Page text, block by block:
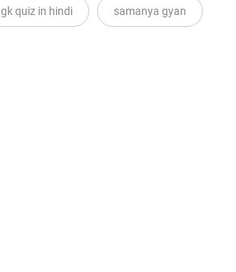
gk quiz in hindi samanya gyan